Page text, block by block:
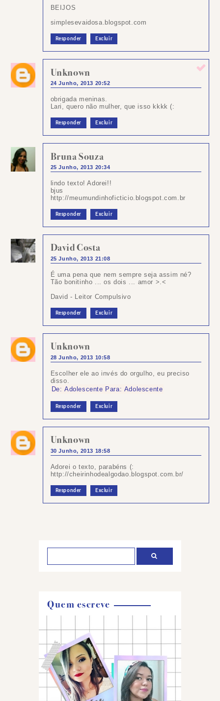
BEIJOS
simplesevaidosa.blogspot.com
Responder Excluir
Unknown
24 Junho, 2013 20:52
obrigada meninas.
Lari, quero não mulher, que isso kkkk (:
Responder Excluir
Bruna Souza
25 Junho, 2013 20:34
lindo texto! Adorei!!
bjus
http://meumundinhoficticio.blogspot.com.br
Responder Excluir
David Costa
25 Junho, 2013 21:08
É uma pena que nem sempre seja assim né?
Tão bonitinho ... os dois ... amor >.<
David - Leitor Compulsivo
Responder Excluir
Unknown
28 Junho, 2013 10:58
Escolher ele ao invés do orgulho, eu preciso
disso.
De: Adolescente Para: Adolescente
Responder Excluir
Unknown
30 Junho, 2013 18:58
Adorei o texto, parabéns (:
http://cheirinhodealgodao.blogspot.com.br/
Responder Excluir
Quem escreve